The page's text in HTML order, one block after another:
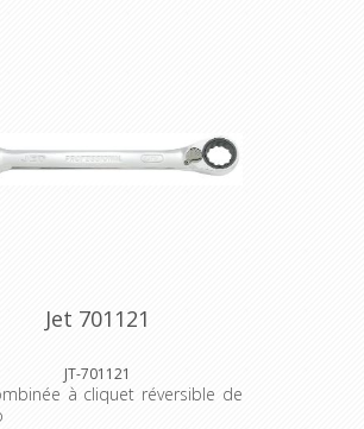
Jet 701121
JT-701121
à cliquet réversible de